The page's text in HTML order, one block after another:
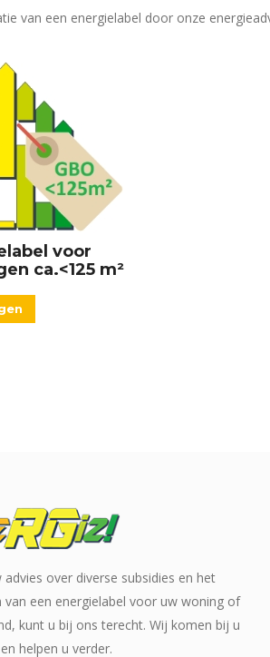
van een energielabel door onze
voor
ca.<125 m²
advies over diverse subsidies en het
van een energielabel voor uw woning of
kunt u bij ons terecht. Wij komen bij u
helpen u verder.